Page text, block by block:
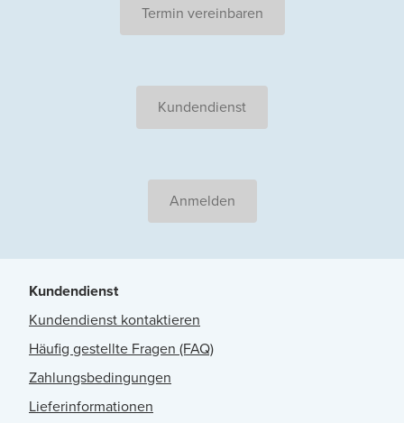
Termin vereinbaren
Kundendienst
Anmelden
Kundendienst
Kundendienst kontaktieren
Häufig gestellte Fragen (FAQ)
Zahlungsbedingungen
Lieferinformationen